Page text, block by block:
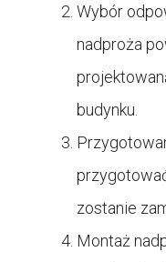
Wybór
nadproża
budynku.
zostanie
Montaż